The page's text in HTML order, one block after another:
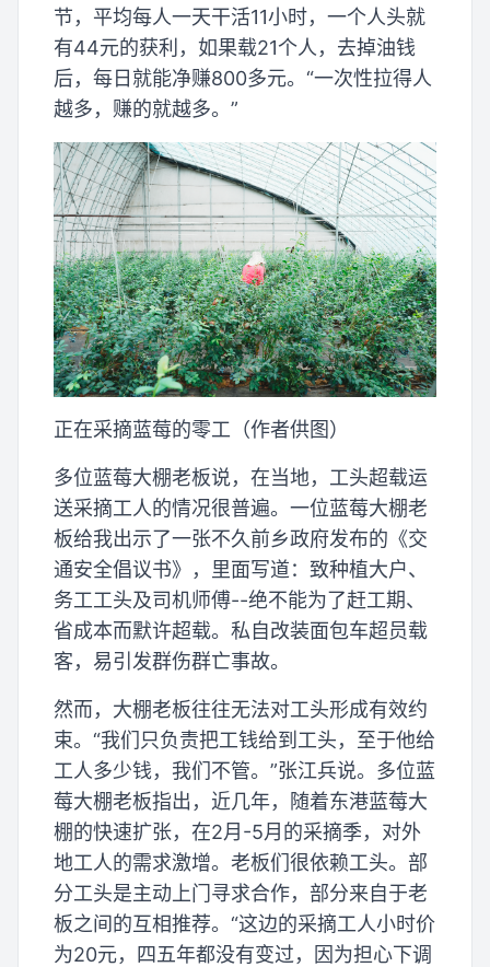
节，平均每人一天干活11小时，一个人头就
有44元的获利，如果载21个人，去掉油钱
后，每日就能净赚800多元。“一次性拉得人
越多，赚的就越多。”
正在采摘蓝莓的零工（作者供图）
多位蓝莓大棚老板说，在当地，工头超载运
送采摘工人的情况很普遍。一位蓝莓大棚老
板给我出示了一张不久前乡政府发布的《交
通安全倡议书》，里面写道：致种植大户、
务工工头及司机师傅--绝不能为了赶工期、
省成本而默许超载。私自改装面包车超员载
客，易引发群伤群亡事故。
然而，大棚老板往往无法对工头形成有效约
束。“我们只负责把工钱给到工头，至于他给
工人多少钱，我们不管。”张江兵说。多位蓝
莓大棚老板指出，近几年，随着东港蓝莓大
棚的快速扩张，在2月-5月的采摘季，对外
地工人的需求激增。老板们很依赖工头。部
分工头是主动上门寻求合作，部分来自于老
板之间的互相推荐。“这边的采摘工人小时价
为20元，四五年都没有变过，因为担心下调